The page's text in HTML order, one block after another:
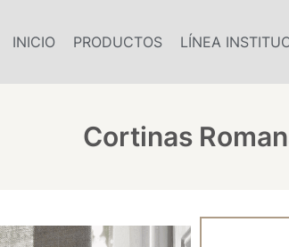
INICIO PRODUCTOS LÍNEA
Cortinas